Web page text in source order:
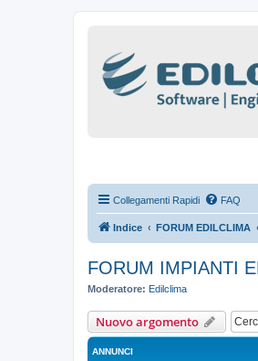
Collegamenti Rapidi FAQ
Indice FORUM EDILCLIMA
FORUM IMPIANTI
Moderatore: Edilclima
Nuovo argomento
ANNUNCI